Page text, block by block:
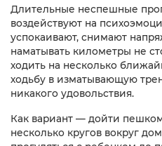
Длительные неспешные
воздействуют на
успокаивают, снимают
наматывать километры не
ходить на несколько
ходьбу в изматывающую
никакого удовольствия.
Как вариант — дойти
несколько кругов вокруг